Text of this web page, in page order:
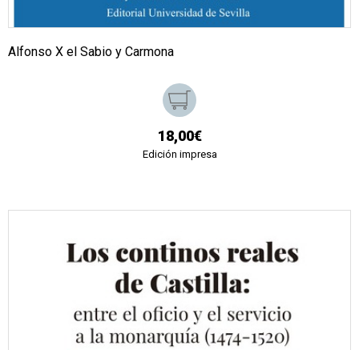
Alfonso X el Sabio y Carmona
18,00€
Edición impresa